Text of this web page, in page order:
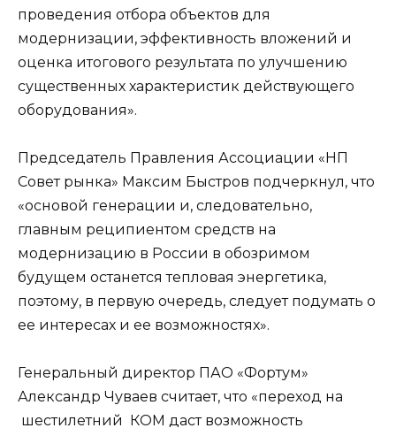
проведения отбора объектов для
модернизации, эффективность вложений и
оценка итогового результата по улучшению
существенных характеристик действующего
оборудования».
Председатель Правления Ассоциации «НП
Совет рынка» Максим Быстров подчеркнул, что
«основой генерации и, следовательно,
главным реципиентом средств на
модернизацию в России в обозримом
будущем останется тепловая энергетика,
поэтому, в первую очередь, следует подумать о
ее интересах и ее возможностях».
Генеральный директор ПАО «Фортум»
Александр Чуваев считает, что «переход на
шестилетний КОМ даст возможность